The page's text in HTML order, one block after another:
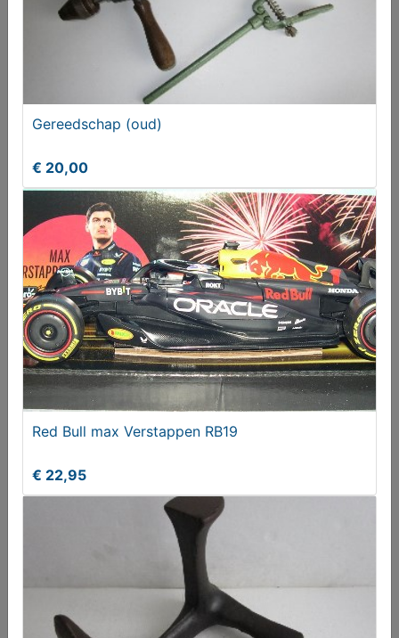
Red Bull max Verstappen RB19
€ 22,95
Zware glazen/kristallen wijnkaraf met stop
Gereedschap (oud)
€ 20,00
Red Bull max Verstappen RB19
€ 22,95